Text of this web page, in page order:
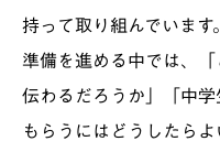
持って取り組んでいます。
準備を進める中では、
伝わるだろうか」「中
もらうにはどうしたら